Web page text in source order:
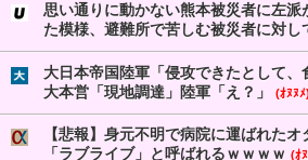
思い通りに動かない熊本被災者に左派
た模様、避難所で苦しむ被災者に対
大日本帝国陸軍「侵攻できたとして、
大本営「現地調達」陸軍「え？」
(ｵﾇﾇﾒ)
【悲報】身元不明で病院に運ばれた
「ラブライブ」と呼ばれるｗｗｗｗ (ｵ